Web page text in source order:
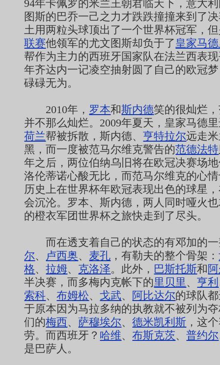
94年卡佩罗的米兰王朝君临天下，意大
图斯的巴乔一己之力才跌跌撞撞来到了
土用两粒头球顶出了一个世界杯冠军，
联赛他领军的尤文图斯却负于了皇家马
帮作为主力的西班牙国家队在法兰西表
年齐达内一记凌空抽射圆了自己的欧冠
碌碌无为。
2010年， 罗本和斯内德笑的很灿烂
并不那么灿烂。2009年夏天，皇家马德
荷兰帮被拆散，斯内德、亨特拉尔远走
黑，而一度被范马尔维克警告的范德法特
年之后，两位伯纳乌旧将在欧冠决赛场
洛伦蒂诺心酸无比，而范马尔维克的心
历史上在世界杯年欧冠表现出色的球星
会沉沦。罗本、斯内德，两人同时哑火
的橙衣军团世界杯之旅快走到了尽头。
而在透支着自己的状态的有邓加的一
尔、 卢西奥、 麦孔 ，有勒夫的整个骨架：
格、拉姆、 克洛泽。此外， 巴斯托斯和
半决赛，而多梅内克帐下的里贝里 、亨利
索科、布姆松、戈武、 阿比达尔的球队
于原本因为马拉多纳的执教就不被列为
们的梅西、萨穆埃尔、德米凯利斯 ，这
劳。而西班牙？ 哈维、布斯克茨、普约尔
是巴萨人。